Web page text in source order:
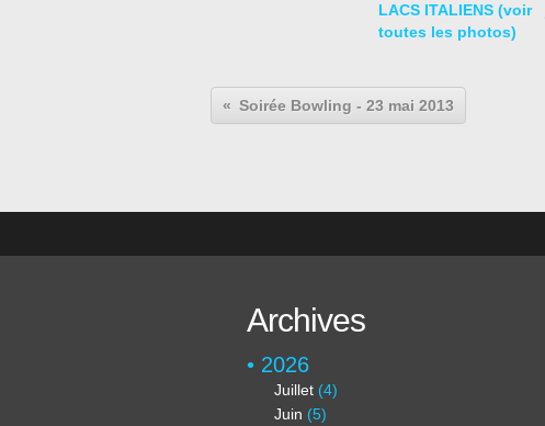
LACS ITALIENS (voir
toutes les photos)
Soirée Bowling - 23 mai 2013
Archives
2026
Juillet (4)
Juin (5)